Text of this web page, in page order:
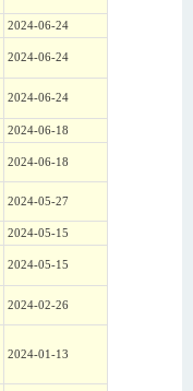
2024-06-24
2024-06-24
2024-06-24
2024-06-18
2024-06-18
2024-05-27
2024-05-15
2024-05-15
2024-02-26
2024-01-13